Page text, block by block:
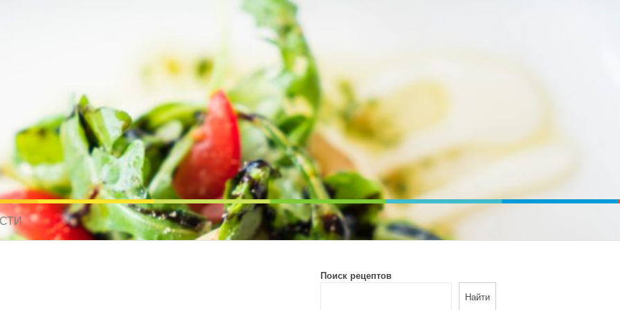
рецепты для всех
РЕЦЕПТЫ ДЛЯ МУЛЬТИВАРКИ. РЕЦЕПТЫ ДЛЯ МИКРОВОЛНОВОЙ ПЕЧИ. ДИЕТИЧЕСКОЕ ПИТАНИЕ
Поиск рецептов
Найти